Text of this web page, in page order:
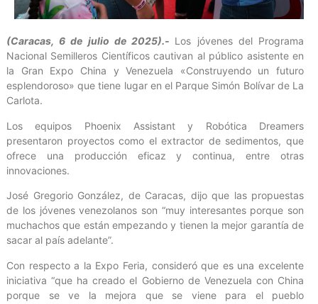
(Caracas, 6 de julio de 2025).- Los jóvenes del Programa
Nacional Semilleros Científicos cautivan al público asistente en
la Gran Expo China y Venezuela «Construyendo un futuro
esplendoroso» que tiene lugar en el Parque Simón Bolívar de La
Carlota.
Los equipos Phoenix Assistant y Robótica Dreamers
presentaron proyectos como el extractor de sedimentos, que
ofrece una producción eficaz y continua, entre otras
innovaciones.
José Gregorio González, de Caracas, dijo que las propuestas
de los jóvenes venezolanos son “muy interesantes porque son
muchachos que están empezando y tienen la mejor garantía de
sacar al país adelante”.
Con respecto a la Expo Feria, consideró que es una excelente
iniciativa “que ha creado el Gobierno de Venezuela con China
porque se ve la mejora que se viene para el pueblo